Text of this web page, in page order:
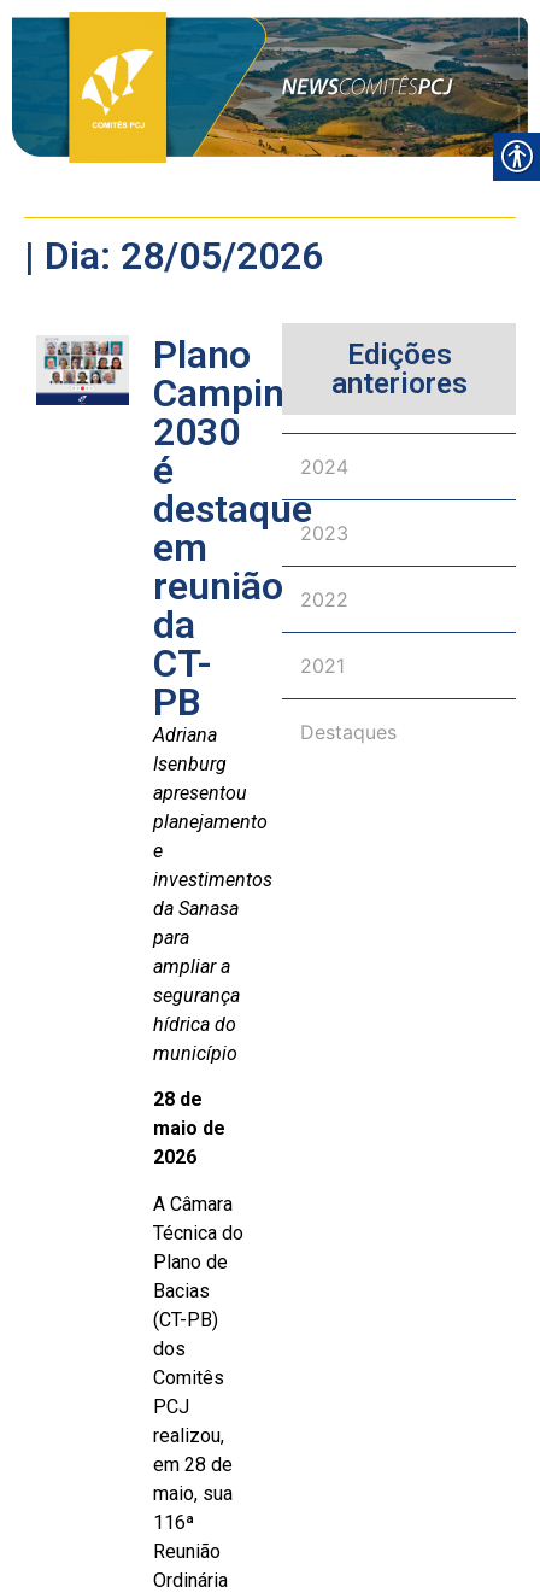
| Dia: 28/05/2026
Plano
Campinas
2030
é
destaque
em
reunião
da
CT-
PB
Adriana
Isenburg
apresentou
planejamento
e
investimentos
da Sanasa
para
ampliar a
segurança
hídrica do
município
28 de
maio de
2026
A Câmara
Técnica do
Plano de
Bacias
(CT-PB)
dos
Comitês
PCJ
realizou,
em 28 de
maio, sua
116ª
Reunião
Ordinária
Edições
anteriores
2024
2023
2022
2021
Destaques